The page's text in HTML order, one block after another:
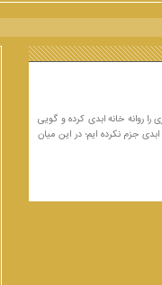
را روانه خانه ابدی کرده و گویی
جزم نکرده ایم؛ در این میان